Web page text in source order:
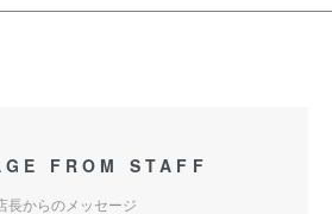
FROM STAFF
長からのメッセージ